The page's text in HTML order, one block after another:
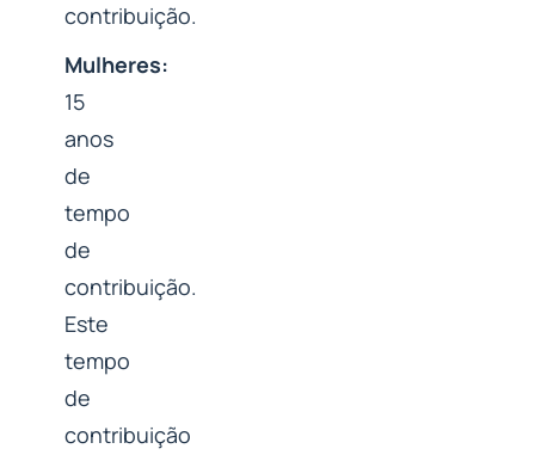
contribuição.
Mulheres:
15
anos
de
tempo
de
contribuição.
Este
tempo
de
contribuição